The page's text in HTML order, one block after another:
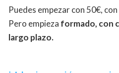
Puedes empezar con 50€,
Pero empieza formado, con
largo plazo.